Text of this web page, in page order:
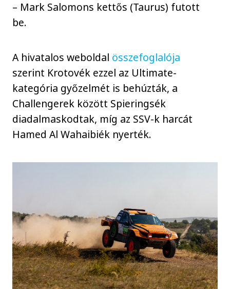
– Mark Salomons kettős (Taurus) futott
be.
A hivatalos weboldal összefoglalója
szerint Krotovék ezzel az Ultimate-
kategória győzelmét is behúzták, a
Challengerek között Spieringsék
diadalmaskodtak, míg az SSV-k harcát
Hamed Al Wahaibiék nyerték.